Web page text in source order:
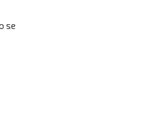
se